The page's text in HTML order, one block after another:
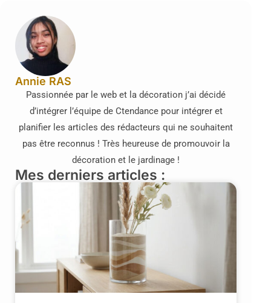
Annie RAS
Passionnée par le web et la décoration j’ai décidé
d’intégrer l’équipe de Ctendance pour intégrer et
planifier les articles des rédacteurs qui ne souhaitent
pas être reconnus ! Très heureuse de promouvoir la
décoration et le jardinage !
Mes derniers articles :